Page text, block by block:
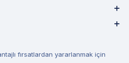
fırsatlardan yararlanmak için